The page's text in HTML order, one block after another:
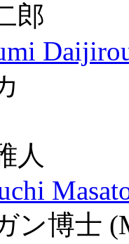
郎
人
ン博士